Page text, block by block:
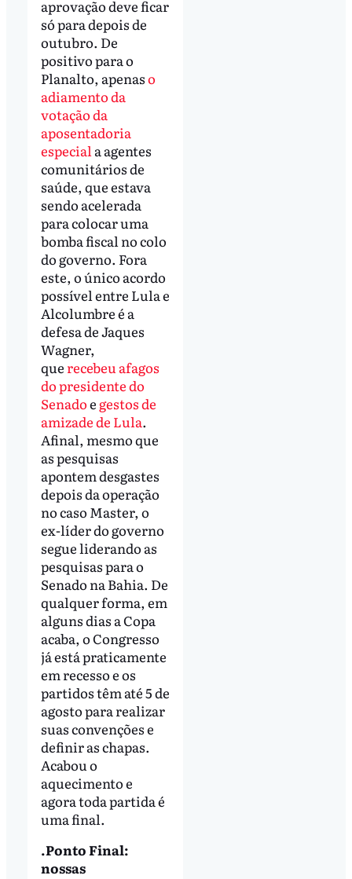
aprovação deve ficar
só para depois de
outubro. De
positivo para o
Planalto, apenaso
adiamento da
votação da
aposentadoria
especial a agentes
comunitários de
saúde, que estava
sendo acelerada
para colocar uma
bomba fiscal no colo
do governo. Fora
este, o único acordo
possível entre Lula e
Alcolumbre é a
defesa de Jaques
Wagner,
que recebeu afagos
do presidente do
Senadoegestos de
amizade de Lula.
Afinal, mesmo que
as pesquisas
apontem desgastes
depois da operação
no caso Master, o
ex-líder do governo
segue liderando as
pesquisas para o
Senado na Bahia. De
qualquer forma, em
alguns dias a Copa
acaba, o Congresso
já está praticamente
em recesso e os
partidos têm até 5 de
agosto para realizar
suas convenções e
definir as chapas.
Acabou o
aquecimento e
agora toda partida é
uma final.
.Ponto Final:
nossas